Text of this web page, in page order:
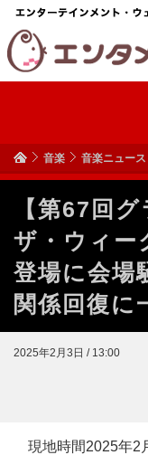
音楽 音楽ニュース
【第67回
ザ・ウィー
登場に会
関係回復に
2025年2月3日 / 13:00
現地時間2025年2